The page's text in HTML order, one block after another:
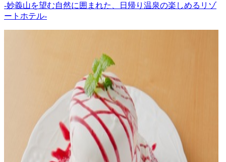
-妙義山を望む自然に囲まれた、日帰り温泉の楽しめるリゾ
ートホテル-